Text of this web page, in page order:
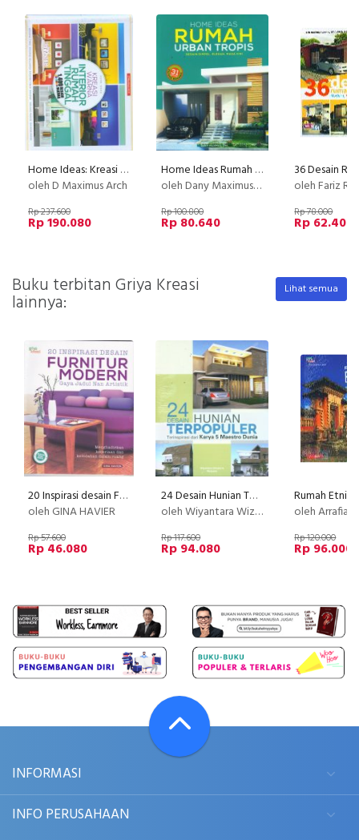
Home Ideas: Kreasi Warna Interior Rumah Tinggal 1400 Desain Kombinasi Warna
oleh D Maximus Arch
Rp 237.600
Rp 190.080
Home Ideas Rumah Urban Tropis - Desain Simpel, Elegan, Masa Kini
oleh Dany Maximus, DKK
Rp 100.800
Rp 80.640
oleh Fariz
Rp 78.000
Rp 62.400
Buku terbitan Griya Kreasi
lainnya:
Lihat semua
20 Inspirasi desain Furnitur Modern Gaya jadul Nan artistik
oleh GINA HAVIER
Rp 57.600
Rp 46.080
24 Desain Hunian Terpopuler Terinspirasi dari Karya 5 Maestro Dunia
oleh Wiyantara Wizaka & Mulyana
Rp 117.600
Rp 94.080
Rumah Etnis
oleh Arrafiani
Rp 120.000
Rp 96.000
INFORMASI
INFO PERUSAHAAN